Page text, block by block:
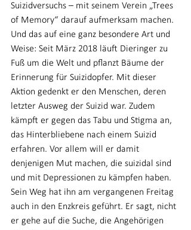
Suizidversuchs – mit seinem Verein „Trees
of Memory“ darauf aufmerksam machen.
Und das auf eine ganz besondere Art und
Weise: Seit März 2018 läuft Dieringer zu
Fuß um die Welt und pflanzt Bäume der
Erinnerung für Suizidopfer. Mit dieser
Aktion gedenkt er den Menschen, deren
letzter Ausweg der Suizid war. Zudem
kämpft er gegen das Tabu und Stigma an,
das Hinterbliebene nach einem Suizid
erfahren. Vor allem will er damit
denjenigen Mut machen, die suizidal sind
und mit Depressionen zu kämpfen haben.
Sein Weg hat ihn am vergangenen Freitag
auch in den Enzkreis geführt. Er sagt, nicht
er gehe auf die Suche, die Angehörigen